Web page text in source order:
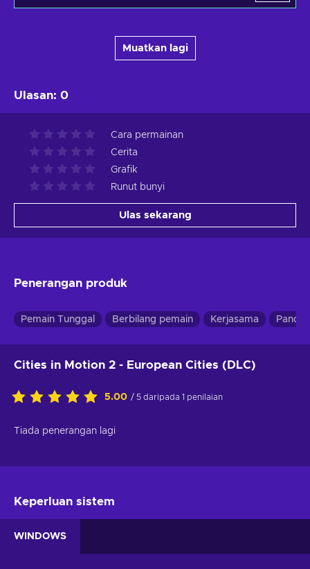
Muatkan lagi
Ulasan: 0
Cara permainan
Cerita
Grafik
Runut bunyi
Ulas sekarang
Penerangan produk
Pemain Tunggal Berbilang pemain Kerjasama
Cities in Motion 2 - European Cities (DLC)
5.00 / 5 daripada 1 penilaian
Tiada penerangan lagi
Keperluan sistem
WINDOWS